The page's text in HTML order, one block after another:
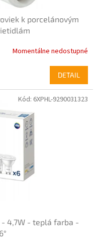
k porcelánovým
Momentálne nedostupné
DETAIL
- 4,7W - teplá farba -
Kód: 6XPHL-9290031323